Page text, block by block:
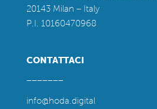
20143 Milan – Italy
P.I. 10160470968
CONTATTACI
info@hoda.digital